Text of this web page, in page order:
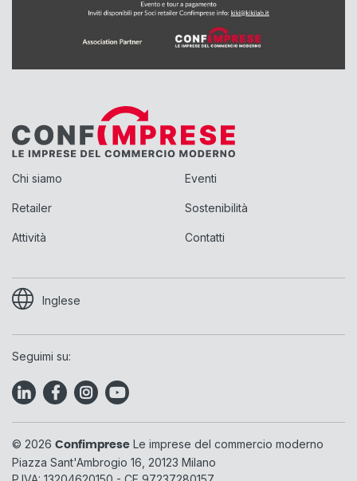
Chi siamo
Retailer
Attività
Eventi
Sostenibilità
Contatti
Inglese
Seguimi su:
© 2026 Confimprese Le imprese del commercio moderno
Piazza Sant'Ambrogio 16, 20123 Milano